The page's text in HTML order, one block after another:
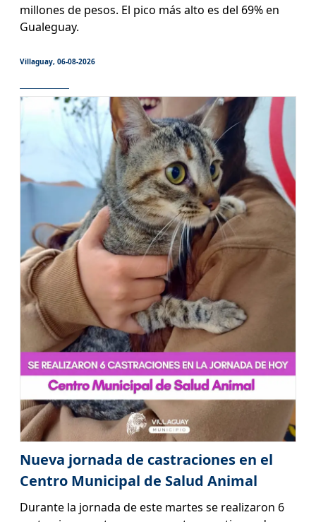
millones de pesos. El pico más alto es del 69% en
Gualeguay.
Villaguay, 06-08-2026
Nueva jornada de castraciones en el
Centro Municipal de Salud Animal
Durante la jornada de este martes se realizaron 6